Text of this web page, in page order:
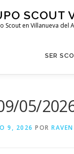
SCOUT
Scout en Villanueva del
SER
05/
9, 2026 POR RAVEN